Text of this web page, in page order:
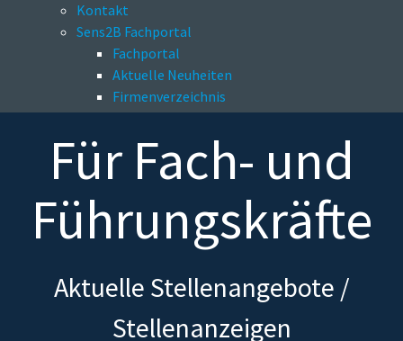
Kontakt
Sens2B Fachportal
Fachportal
Aktuelle Neuheiten
Firmenverzeichnis
FürFach- und
Führungskräfte
Aktuelle Stellenangebote /
Stellenanzeigen